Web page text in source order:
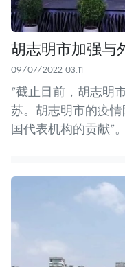
胡志明市加强与
09/07/2022 03:11
“截止目前，胡志明
苏。胡志明市的疫
国代表机构的贡献”。